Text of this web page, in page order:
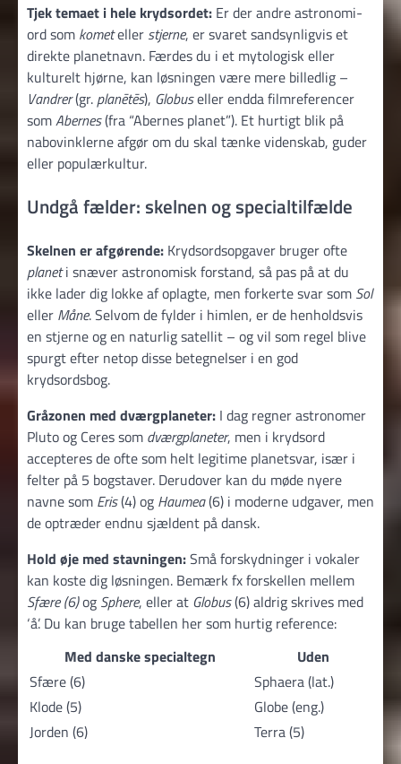
Tjek temaet i hele krydsordet: Er der andre astronomi-
ord som kometeller stjerne, er svaret sandsynligvis et
direkte planetnavn. Færdes du i et mytologisk eller
kulturelt hjørne, kan løsningen være mere billedlig –
Vandrer(gr. planētēs), Globuseller endda filmreferencer
somAbernes(fra “Abernes planet”). Et hurtigt blik på
nabovinklerne afgør om du skal tænke videnskab, guder
eller populærkultur.
Undgå fælder: skelnen og specialtilfælde
Skelnen er afgørende: Krydsordsopgaver bruger ofte
planeti snæver astronomisk forstand, så pas på at du
ikke lader dig lokke af oplagte, men forkerte svar som Sol
eller Måne. Selvom de fylder i himlen, er de henholdsvis
en stjerne og en naturlig satellit – og vil som regel blive
spurgt efter netop disse betegnelser i en god
krydsordsbog.
Gråzonen med dværgplaneter: I dag regner astronomer
Pluto og Ceres som dværgplaneter, men i krydsord
accepteres de ofte som helt legitime planetsvar, især i
felter på 5 bogstaver. Derudover kan du møde nyere
navne som Eris(4) og Haumea(6) i moderne udgaver, men
de optræder endnu sjældent på dansk.
Hold øje med stavningen:Små forskydninger i vokaler
kan koste dig løsningen. Bemærk fx forskellen mellem
Sfære (6)og Sphere, eller at Globus(6) aldrig skrives med
‘å’. Du kan bruge tabellen her som hurtig reference:
Med danske specialtegn
Uden
Sfære (6)
Sphaera (lat.)
Klode (5)
Globe (eng.)
Jorden (6)
Terra (5)